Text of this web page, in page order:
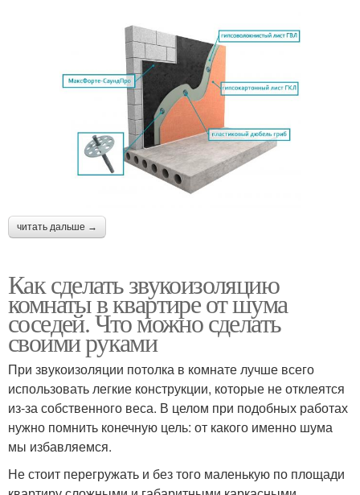
читать дальше →
Как сделать звукоизоляцию
комнаты в квартире от шума
соседей. Что можно сделать
своими руками
При звукоизоляции потолка в комнате лучше всего
использовать легкие конструкции, которые не отклеятся
из-за собственного веса. В целом при подобных работах
нужно помнить конечную цель: от какого именно шума
мы избавляемся.
Не стоит перегружать и без того маленькую по площади